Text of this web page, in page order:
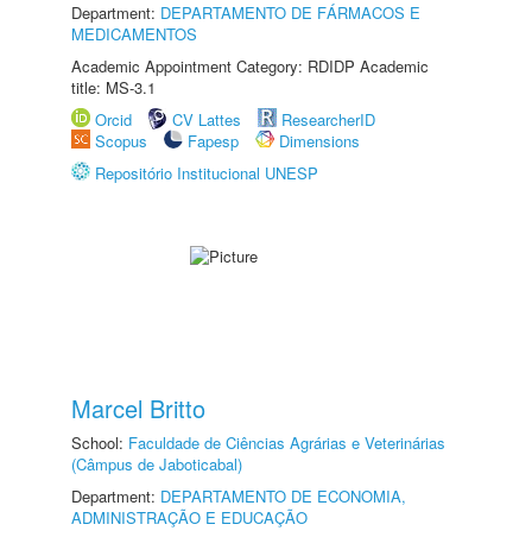
Department: DEPARTAMENTO DE FÁRMACOS E
MEDICAMENTOS
Academic Appointment Category: RDIDP Academic
title: MS-3.1
Orcid
CV Lattes
ResearcherID
Scopus
Fapesp
Dimensions
Repositório Institucional UNESP
Marcel Britto
School: Faculdade de Ciências Agrárias e Veterinárias
(Câmpus de Jaboticabal)
Department: DEPARTAMENTO DE ECONOMIA,
ADMINISTRAÇÃO E EDUCAÇÃO